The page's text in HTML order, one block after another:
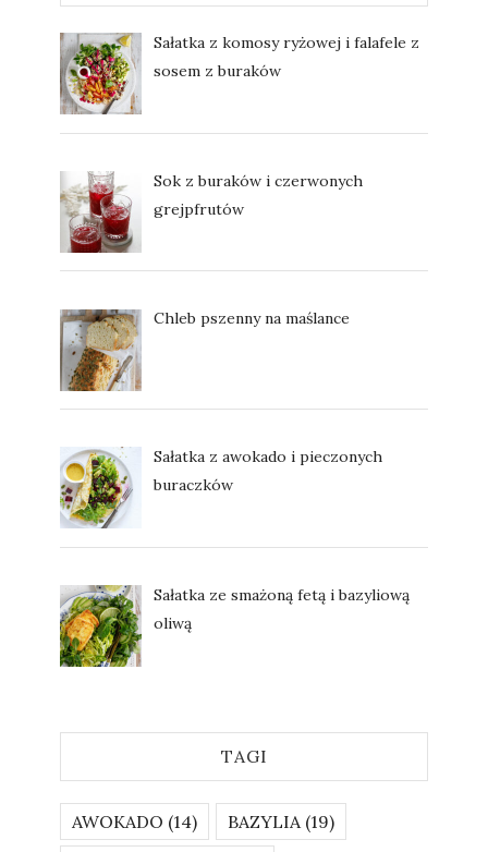
Sałatka z komosy ryżowej i falafele z
sosem z buraków
Sok z buraków i czerwonych
grejpfrutów
Chleb pszenny na maślance
Sałatka z awokado i pieczonych
buraczków
Sałatka ze smażoną fetą i bazyliową
oliwą
TAGI
AWOKADO (14) BAZYLIA(19)